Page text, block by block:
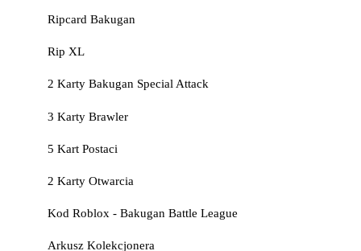
Ripcard Bakugan
Rip XL
2 Karty Bakugan Special Attack
3 Karty Brawler
5 Kart Postaci
2 Karty Otwarcia
Kod Roblox - Bakugan Battle League
Arkusz Kolekcjonera